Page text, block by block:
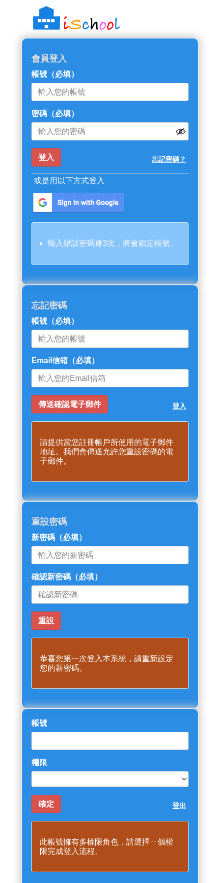
::: 跳過主導覽區塊
會員登入
帳號 （必填）
密碼 （必填）
忘記密碼？
或是用以下方式登入
輸入錯誤密碼達3次，將會鎖定帳號。
忘記密碼
帳號 （必填）
Email信箱 （必填）
登入
請提供當您註冊帳戶所使用的電子郵件
地址。我們會傳送允許您重設密碼的電
子郵件。
重設密碼
新密碼 （必填）
確認新密碼 （必填）
恭喜您第一次登入本系統，請重新設定
您的新密碼。
帳號
權限
登出
此帳號擁有多權限角色，請選擇ㄧ個權
限完成登入流程。